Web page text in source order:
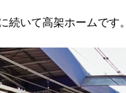
続いて高架ホームです。